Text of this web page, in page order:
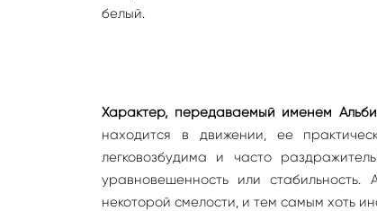
белый.
Характер, передаваемый именем
находится в движении, ее
легковозбудима и часто
уравновешенность или
некоторой смелости, и тем самым хоть